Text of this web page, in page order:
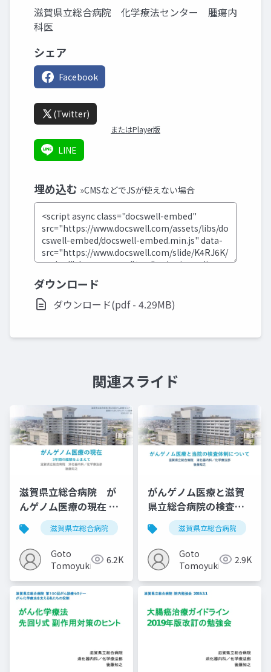
滋賀県立総合病院 化学療法センター 腫瘍内
科医
シェア
Facebook
(Twitter)
またはPlayer版
LINE
埋め込む »CMSなどでJSが使えない場合
ダウンロード
ダウンロード(pdf - 4.29MB)
関連スライド
滋賀県立総合病院 が
んゲノム医療の現在 3
年間の経験をふまえて
20220721
滋賀県立総合病院 がんゲノム医療 がん遺伝子パ
Goto
Tomoyuki
6.2K
がんゲノム医療と滋賀
県立総合病院の検査体
制について滋賀県立総合病院
Goto
Tomoyuki
2.9K